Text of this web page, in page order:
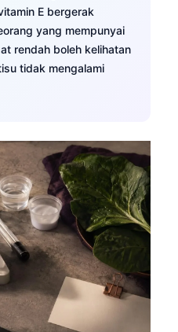
E bergerak
yang mempunyai
rendah boleh kelihatan
tidak mengalami